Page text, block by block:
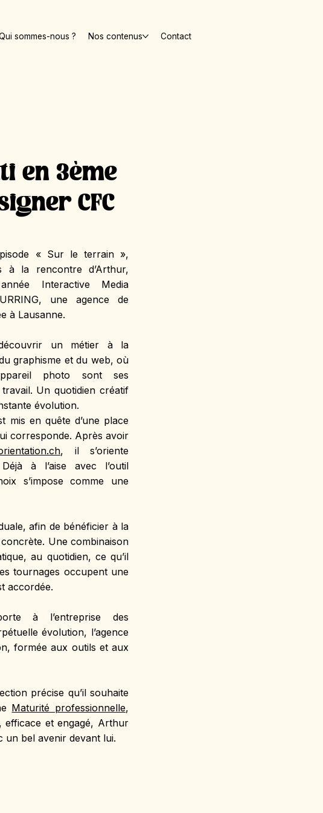
sommes-nous ? Nos contenus Contact
en 3ème
CFC
« Sur le terrain »,
à la rencontre d’Arthur,
Interactive Media
une agence de
à Lausanne.
un métier à la
graphisme et du web, où
photo sont ses
Un quotidien créatif
évolution.
mis en quête d’une place
corresponde. Après avoir
, il s’oriente
à l’aise avec l’outil
s’impose comme une
afin de bénéficier à la
Une combinaison
au quotidien, ce qu’il
tournages occupent une
accordée.
à l’entreprise des
évolution, l’agence
formée aux outils et aux
précise qu’il souhaite
Maturité professionnelle,
efficace et engagé, Arthur
un bel avenir devant lui.